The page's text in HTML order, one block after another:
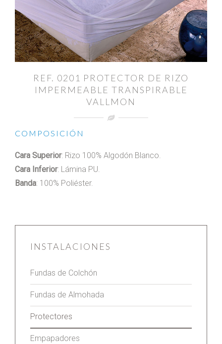
REF. 0201 PROTECTOR DE RIZO
IMPERMEABLE TRANSPIRABLE
VALLMON
COMPOSICIÓN
Cara Superior: Rizo 100% Algodón Blanco.
Cara Inferior: Lámina PU.
Banda: 100% Poliéster.
INSTALACIONES
Fundas de Colchón
Fundas de Almohada
Protectores
Empapadores